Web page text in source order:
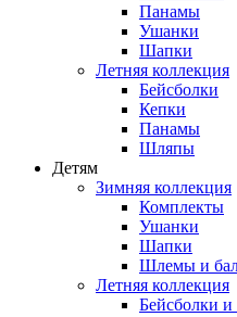
Панамы
Ушанки
Шапки
Летняя коллекция
Бейсболки
Кепки
Панамы
Шляпы
Детям
Зимняя коллекция
Комплекты
Ушанки
Шапки
Шлемы и
Летняя коллекция
Бейсболки и